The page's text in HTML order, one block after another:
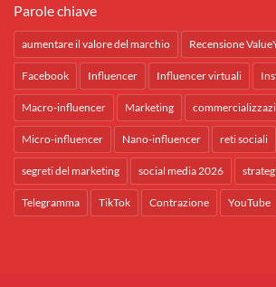
Parole chiave
aumentare il valore del marchio Recensione
Facebook Influencer Influencer virtuali
Macro-influencer Marketing
Micro-influencer Nano-influencer reti sociali
segreti del marketing social media 2026
Telegramma TikTok Contrazione YouTube